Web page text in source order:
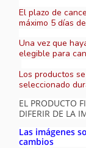
El plazo de
máximo 5 días
Una vez que
elegible para
Los productos
seleccionado
EL PRODUCTO
DIFERIR DE LA
Las imágenes
cambios